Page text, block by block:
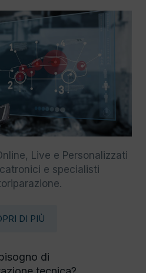
Live e Personalizzati
e specialisti
DI PIÙ
di